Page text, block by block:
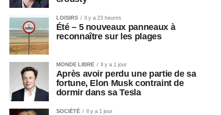
LOISIRS Il y a 23 heures
Été – 5 nouveaux panneaux à
reconnaître sur les plages
MONDE LIBRE Il y a 1 jour
Après avoir perdu une partie de sa
fortune, Elon Musk contraint de
dormir dans sa Tesla
SOCIÉTÉ Il y a 1 jour